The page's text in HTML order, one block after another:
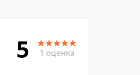
5 1 оценка